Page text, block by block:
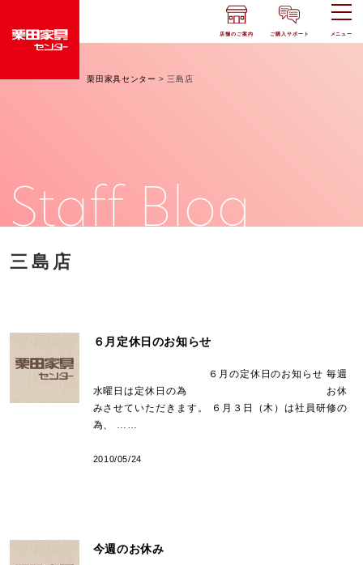
店舗のご案内 ご購入サポート メニュー
栗田家具センター > 三島店
Staff Blog
三島店
６月定休日のお知らせ
６月の定休日のお知らせ 毎週
水曜日は定休日の為 お休
みさせていただきます。 ６月３日（木）は社員研修の
為、 ……
2010/05/24
今週のお休み